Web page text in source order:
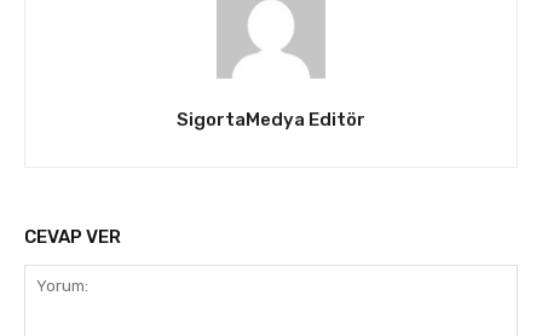
SigortaMedya Editör
CEVAP VER